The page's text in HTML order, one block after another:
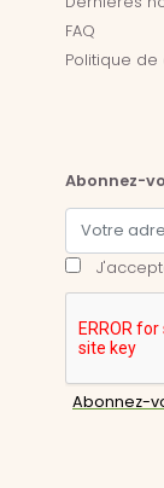
FAQ
Politique
Abonnez-